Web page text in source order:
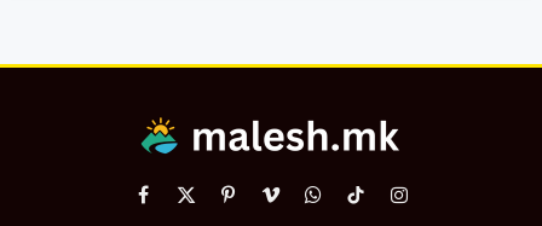
Facebook
X
PinterestVimeoWhatsApp
TikTokInstagram